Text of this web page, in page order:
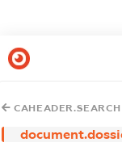
CAHEADER.SEARCH